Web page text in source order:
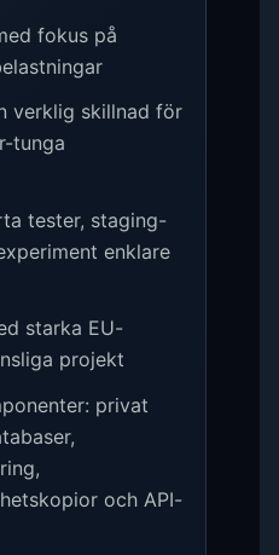
fokus på
verklig skillnad för
tunga
tester, staging-
enklare
starka EU-
projekt
privat
och API-